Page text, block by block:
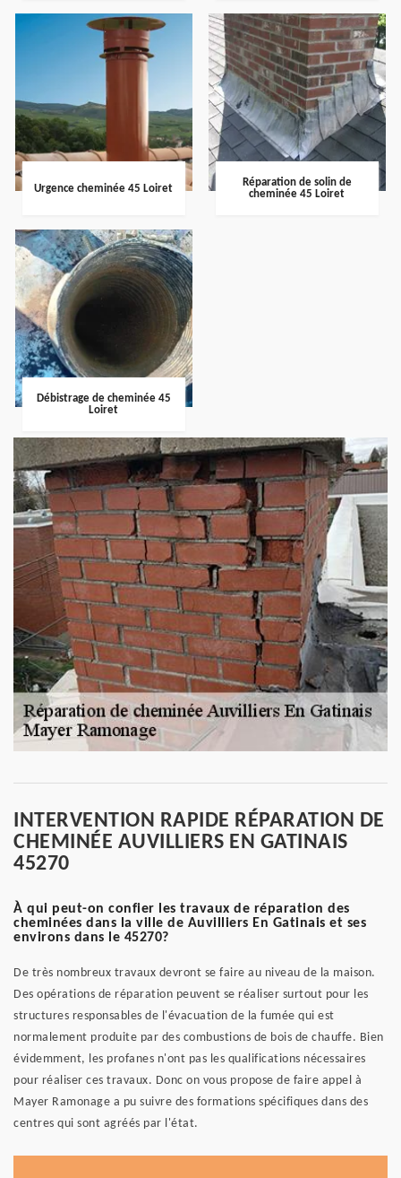
Urgence cheminée 45 Loiret
Réparation de solin de
cheminée 45 Loiret
Débistrage de cheminée 45
Loiret
INTERVENTION RAPIDE RÉPARATION DE
CHEMINÉE AUVILLIERS EN GATINAIS
45270
À qui peut-on confier les travaux de réparation des
cheminées dans la ville de Auvilliers En Gatinais et ses
environs dans le 45270?
De très nombreux travaux devront se faire au niveau de la maison.
Des opérations de réparation peuvent se réaliser surtout pour les
structures responsables de l'évacuation de la fumée qui est
normalement produite par des combustions de bois de chauffe. Bien
évidemment, les profanes n'ont pas les qualifications nécessaires
pour réaliser ces travaux. Donc on vous propose de faire appel à
Mayer Ramonage a pu suivre des formations spécifiques dans des
centres qui sont agréés par l'état.